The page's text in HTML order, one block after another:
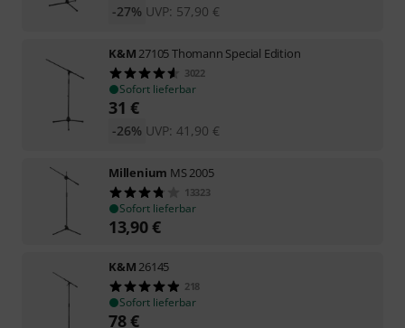
UVP: 57,90 €
-27%
K&M 27105 Thomann Special Edition
3022
Sofort lieferbar
31 €
UVP: 41,90 €
-26%
Millenium MS 2005
13323
Sofort lieferbar
13,90€
K&M 26145
218
Sofort lieferbar
78€